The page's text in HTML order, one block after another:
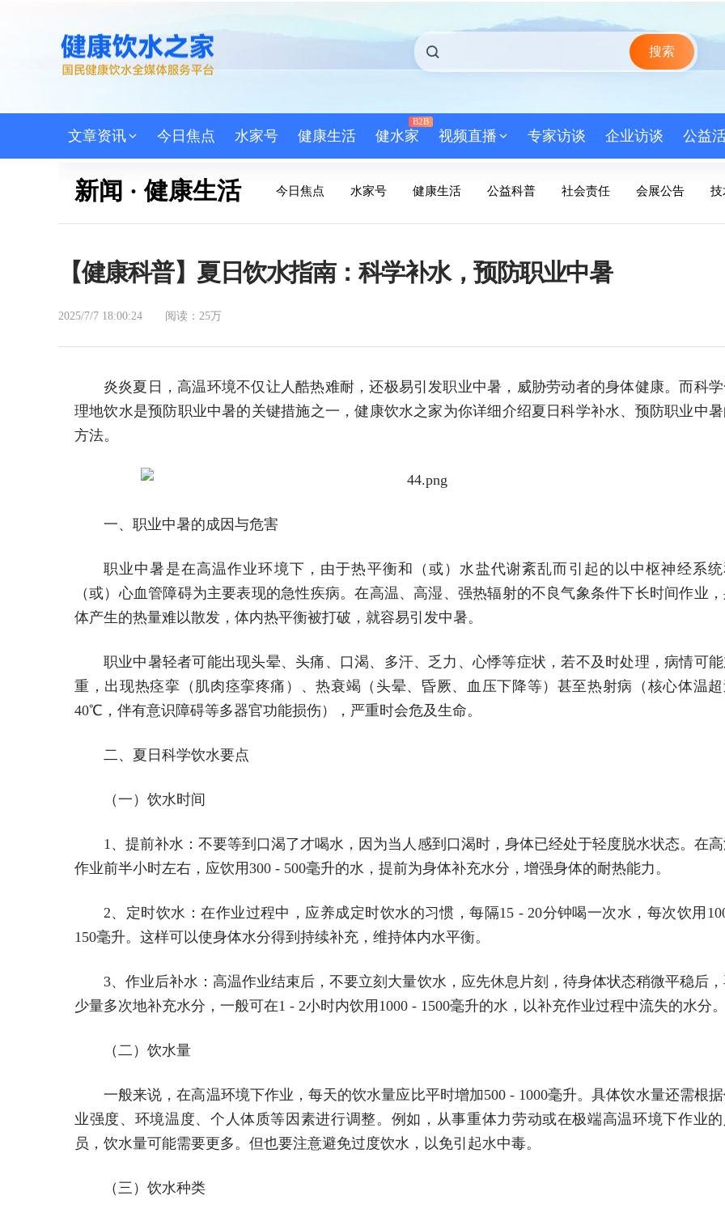
搜索
文章资讯 今日焦点 水家号 健康生活 健水家
B2B
视频直播 专家访谈 企业访谈 公益
新闻 · 健康生活 今日焦点 水家号 健康生活 公益科普 社会责任 会展公告 技
【健康科普】夏日饮水指南：科学补水，预防职业中暑
2025/7/7 18:00:24 阅读：25万
炎炎夏日，高温环境不仅让人酷热难耐，还极易引发职业中暑，威胁劳动者的身体健康。而科
理地饮水是预防职业中暑的关键措施之一，健康饮水之家为你详细介绍夏日科学补水、预防职业中
方法。
一、职业中暑的成因与危害
职业中暑是在高温作业环境下，由于热平衡和（或）水盐代谢紊乱而引起的以中枢神经系统
（或）心血管障碍为主要表现的急性疾病。在高温、高湿、强热辐射的不良气象条件下长时间作业
体产生的热量难以散发，体内热平衡被打破，就容易引发中暑。
职业中暑轻者可能出现头晕、头痛、口渴、多汗、乏力、心悸等症状，若不及时处理，病情可
重，出现热痉挛（肌肉痉挛疼痛）、热衰竭（头晕、昏厥、血压下降等）甚至热射病（核心体温超
40℃，伴有意识障碍等多器官功能损伤），严重时会危及生命。
二、夏日科学饮水要点
（一）饮水时间
1、提前补水：不要等到口渴了才喝水，因为当人感到口渴时，身体已经处于轻度脱水状态。在高
作业前半小时左右，应饮用300 - 500毫升的水，提前为身体补充水分，增强身体的耐热能力。
2、定时饮水：在作业过程中，应养成定时饮水的习惯，每隔15 - 20分钟喝一次水，每次饮用
150毫升。这样可以使身体水分得到持续补充，维持体内水平衡。
3、作业后补水：高温作业结束后，不要立刻大量饮水，应先休息片刻，待身体状态稍微平稳后
少量多次地补充水分，一般可在1 - 2小时内饮用1000 - 1500毫升的水，以补充作业过程中流失的水分。
（二）饮水量
一般来说，在高温环境下作业，每天的饮水量应比平时增加500 - 1000毫升。具体饮水量还需根
业强度、环境温度、个人体质等因素进行调整。例如，从事重体力劳动或在极端高温环境下作业的
员，饮水量可能需要更多。但也要注意避免过度饮水，以免引起水中毒。
（三）饮水种类